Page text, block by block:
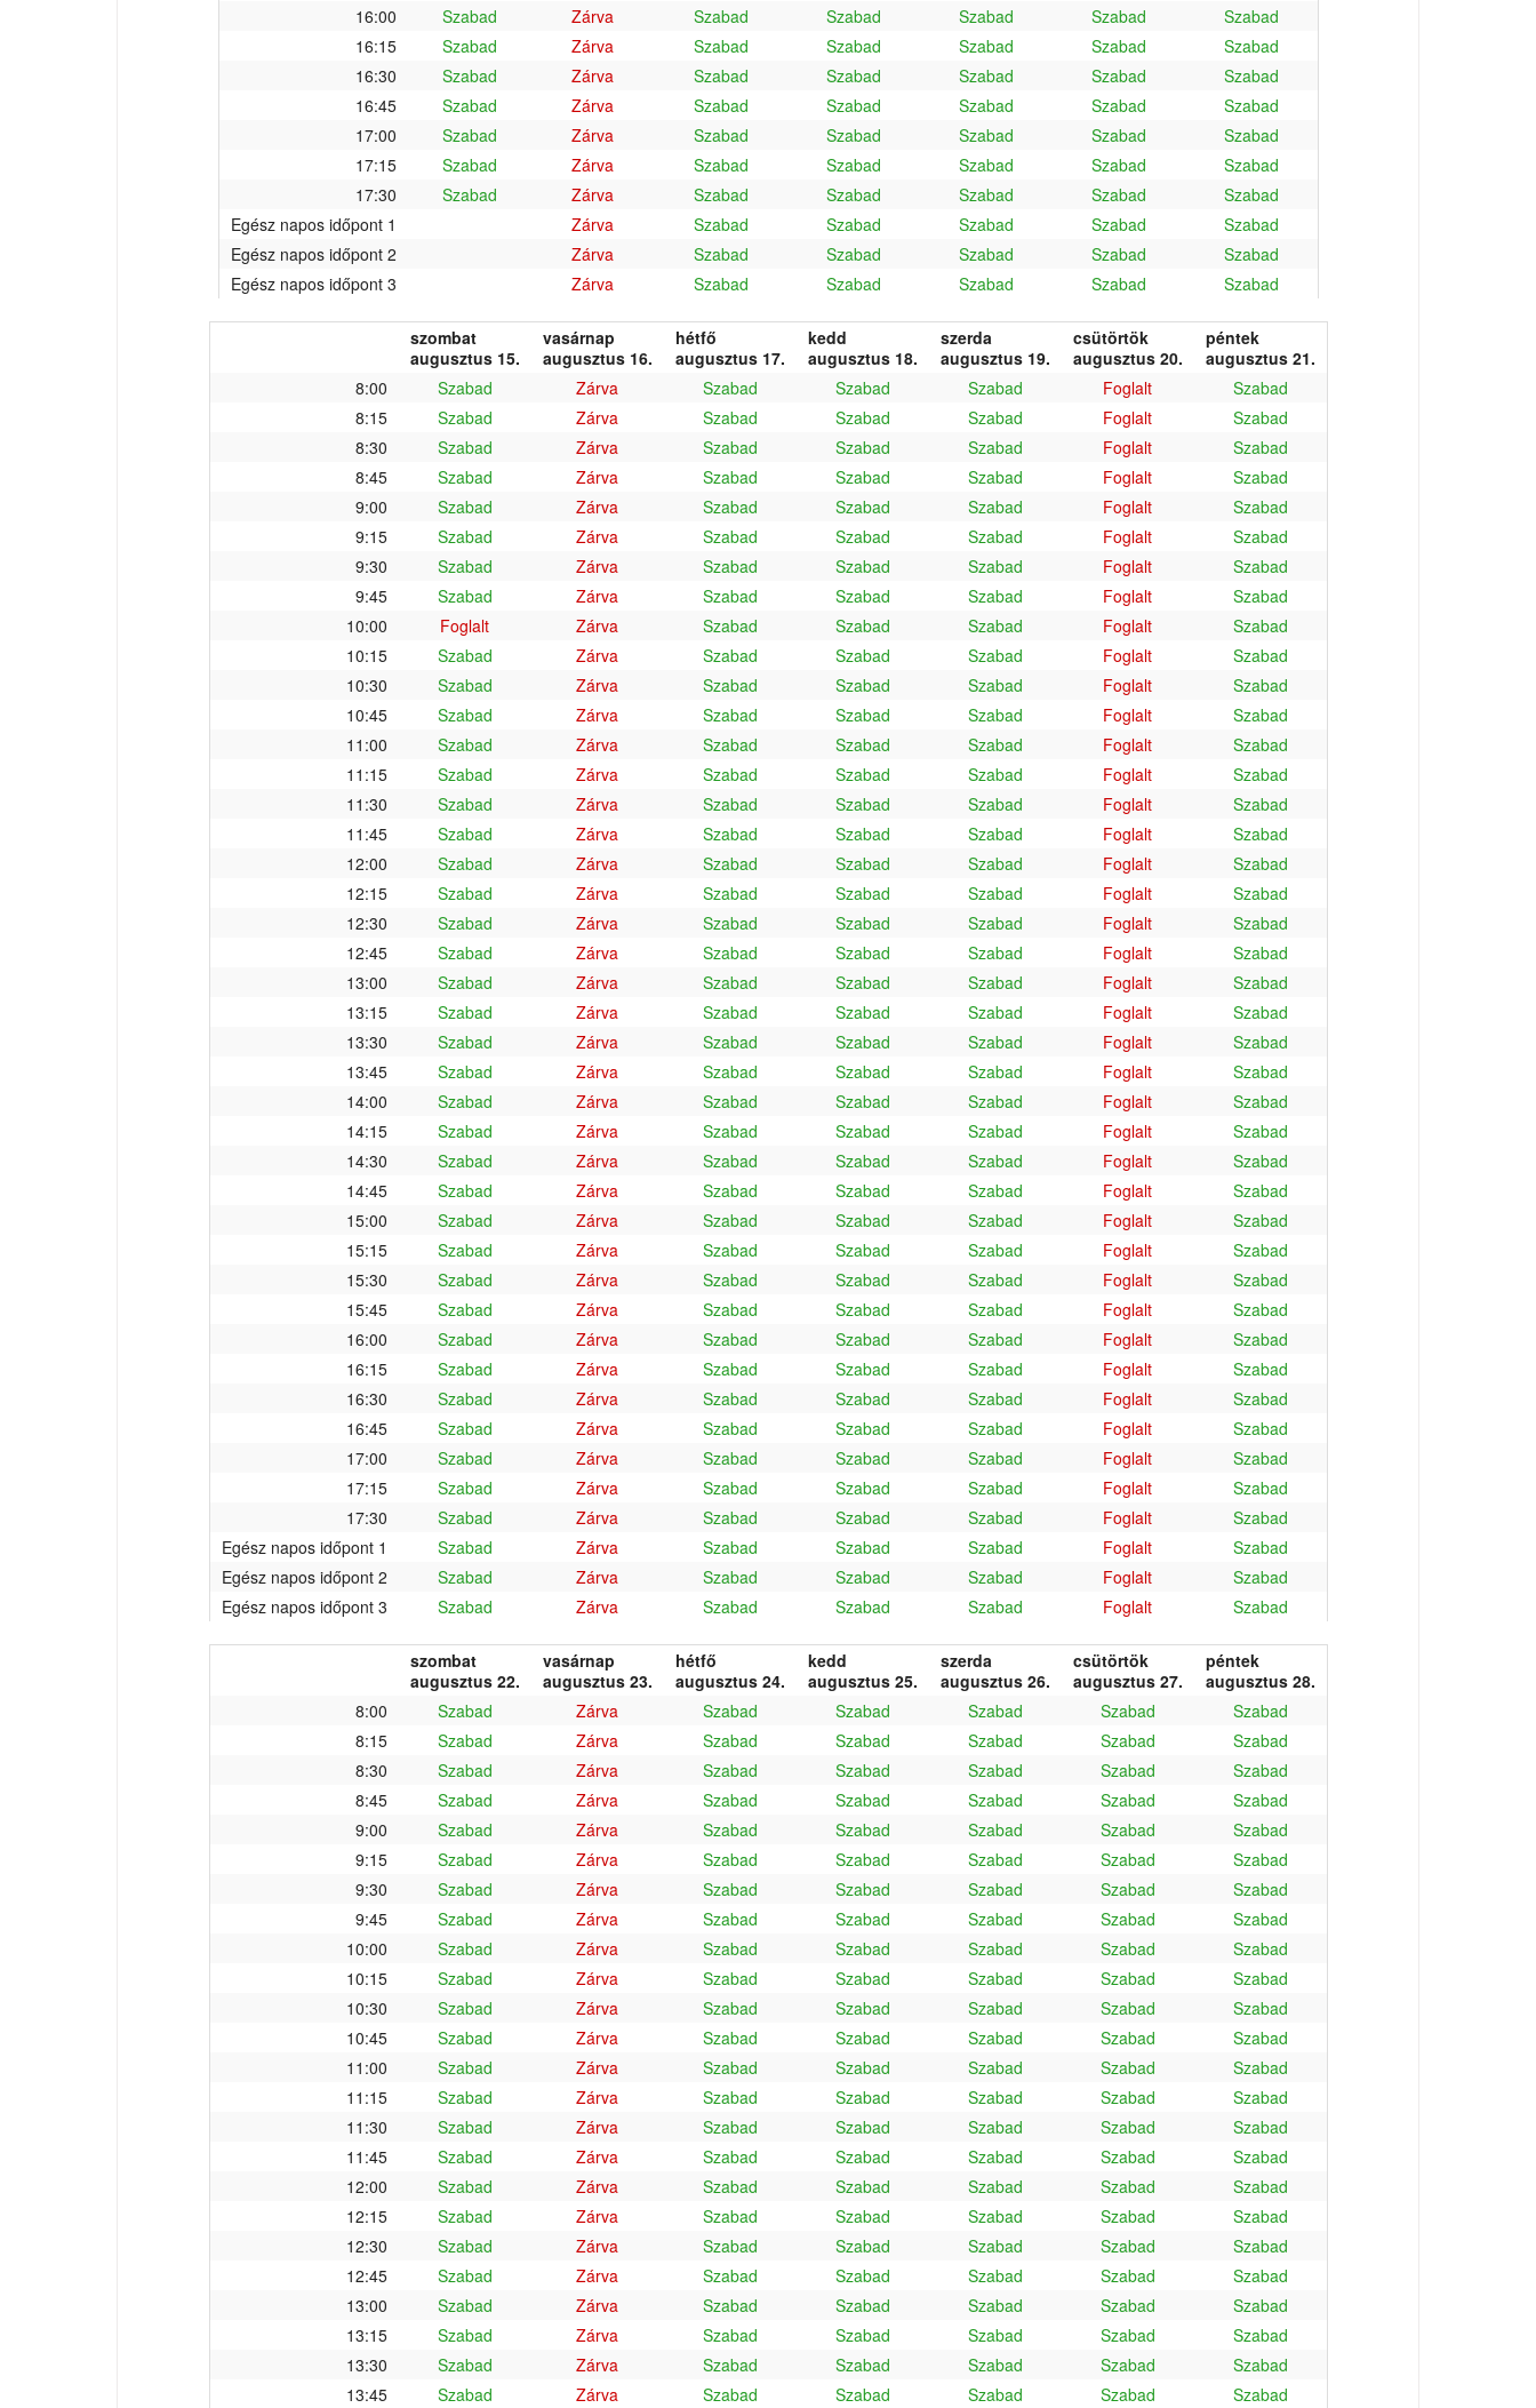
16:00
Szabad Zárva Szabad Szabad Szabad Szabad
Szabad
16:15
Szabad Zárva Szabad Szabad Szabad Szabad
Szabad
16:30
Szabad Zárva Szabad Szabad Szabad Szabad
Szabad
16:45
Szabad Zárva Szabad Szabad Szabad Szabad
Szabad
17:00
Szabad Zárva Szabad Szabad Szabad Szabad
Szabad
17:15
Szabad Zárva Szabad Szabad Szabad Szabad
Szabad
17:30
Szabad Zárva Szabad Szabad Szabad Szabad
Szabad
Egész napos időpont 1
Zárva Szabad Szabad Szabad Szabad
Szabad
Egész napos időpont 2
Zárva Szabad Szabad Szabad Szabad
Szabad
Egész napos időpont 3
Zárva Szabad Szabad Szabad Szabad Szabad
szombat
augusztus 15.
vasárnap
augusztus 16.
hétfő
augusztus 17.
kedd
augusztus 18.
szerda
augusztus 19.
csütörtök
augusztus 20.
péntek
augusztus 21.
8:00
Szabad Zárva Szabad Szabad Szabad Foglalt
Szabad
8:15
Szabad Zárva Szabad Szabad Szabad Foglalt
Szabad
8:30
Szabad Zárva Szabad Szabad Szabad Foglalt
Szabad
8:45
Szabad Zárva Szabad Szabad Szabad Foglalt
Szabad
9:00
Szabad Zárva Szabad Szabad Szabad Foglalt
Szabad
9:15
Szabad Zárva Szabad Szabad Szabad Foglalt
Szabad
9:30
Szabad Zárva Szabad Szabad Szabad Foglalt
Szabad
9:45
Szabad Zárva Szabad Szabad Szabad Foglalt
Szabad
10:00
Foglalt Zárva Szabad Szabad Szabad Foglalt
Szabad
10:15
Szabad Zárva Szabad Szabad Szabad Foglalt
Szabad
10:30
Szabad Zárva Szabad Szabad Szabad Foglalt
Szabad
10:45
Szabad Zárva Szabad Szabad Szabad Foglalt
Szabad
11:00
Szabad Zárva Szabad Szabad Szabad Foglalt
Szabad
11:15
Szabad Zárva Szabad Szabad Szabad Foglalt
Szabad
11:30
Szabad Zárva Szabad Szabad Szabad Foglalt
Szabad
11:45
Szabad Zárva Szabad Szabad Szabad Foglalt
Szabad
12:00
Szabad Zárva Szabad Szabad Szabad Foglalt
Szabad
12:15
Szabad Zárva Szabad Szabad Szabad Foglalt
Szabad
12:30
Szabad Zárva Szabad Szabad Szabad Foglalt
Szabad
12:45
Szabad Zárva Szabad Szabad Szabad Foglalt
Szabad
13:00
Szabad Zárva Szabad Szabad Szabad Foglalt
Szabad
13:15
Szabad Zárva Szabad Szabad Szabad Foglalt
Szabad
13:30
Szabad Zárva Szabad Szabad Szabad Foglalt
Szabad
13:45
Szabad Zárva Szabad Szabad Szabad Foglalt
Szabad
14:00
Szabad Zárva Szabad Szabad Szabad Foglalt
Szabad
14:15
Szabad Zárva Szabad Szabad Szabad Foglalt
Szabad
14:30
Szabad Zárva Szabad Szabad Szabad Foglalt
Szabad
14:45
Szabad Zárva Szabad Szabad Szabad Foglalt
Szabad
15:00
Szabad Zárva Szabad Szabad Szabad Foglalt
Szabad
15:15
Szabad Zárva Szabad Szabad Szabad Foglalt
Szabad
15:30
Szabad Zárva Szabad Szabad Szabad Foglalt
Szabad
15:45
Szabad Zárva Szabad Szabad Szabad Foglalt
Szabad
16:00
Szabad Zárva Szabad Szabad Szabad Foglalt
Szabad
16:15
Szabad Zárva Szabad Szabad Szabad Foglalt
Szabad
16:30
Szabad Zárva Szabad Szabad Szabad Foglalt
Szabad
16:45
Szabad Zárva Szabad Szabad Szabad Foglalt
Szabad
17:00
Szabad Zárva Szabad Szabad Szabad Foglalt
Szabad
17:15
Szabad Zárva Szabad Szabad Szabad Foglalt
Szabad
17:30
Szabad Zárva Szabad Szabad Szabad Foglalt
Szabad
Egész napos időpont 1
Szabad Zárva Szabad Szabad Szabad Foglalt
Szabad
Egész napos időpont 2
Szabad Zárva Szabad Szabad Szabad Foglalt
Szabad
Egész napos időpont 3
Szabad Zárva Szabad Szabad Szabad Foglalt Szabad
szombat
augusztus 22.
vasárnap
augusztus 23.
hétfő
augusztus 24.
kedd
augusztus 25.
szerda
augusztus 26.
csütörtök
augusztus 27.
péntek
augusztus 28.
8:00
Szabad Zárva Szabad Szabad Szabad Szabad
Szabad
8:15
Szabad Zárva Szabad Szabad Szabad Szabad
Szabad
8:30
Szabad Zárva Szabad Szabad Szabad Szabad
Szabad
8:45
Szabad Zárva Szabad Szabad Szabad Szabad
Szabad
9:00
Szabad Zárva Szabad Szabad Szabad Szabad
Szabad
9:15
Szabad Zárva Szabad Szabad Szabad Szabad
Szabad
9:30
Szabad Zárva Szabad Szabad Szabad Szabad
Szabad
9:45
Szabad Zárva Szabad Szabad Szabad Szabad
Szabad
10:00
Szabad Zárva Szabad Szabad Szabad Szabad
Szabad
10:15
Szabad Zárva Szabad Szabad Szabad Szabad
Szabad
10:30
Szabad Zárva Szabad Szabad Szabad Szabad
Szabad
10:45
Szabad Zárva Szabad Szabad Szabad Szabad
Szabad
11:00
Szabad Zárva Szabad Szabad Szabad Szabad
Szabad
11:15
Szabad Zárva Szabad Szabad Szabad Szabad
Szabad
11:30
Szabad Zárva Szabad Szabad Szabad Szabad
Szabad
11:45
Szabad Zárva Szabad Szabad Szabad Szabad
Szabad
12:00
Szabad Zárva Szabad Szabad Szabad Szabad
Szabad
12:15
Szabad Zárva Szabad Szabad Szabad Szabad
Szabad
12:30
Szabad Zárva Szabad Szabad Szabad Szabad
Szabad
12:45
Szabad Zárva Szabad Szabad Szabad Szabad
Szabad
13:00
Szabad Zárva Szabad Szabad Szabad Szabad
Szabad
13:15
Szabad Zárva Szabad Szabad Szabad Szabad
Szabad
13:30
Szabad Zárva Szabad Szabad Szabad Szabad
Szabad
13:45
Szabad Zárva Szabad Szabad Szabad Szabad Szabad